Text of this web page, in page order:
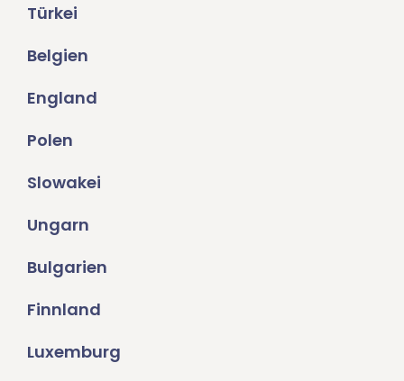
Türkei
Belgien
England
Polen
Slowakei
Ungarn
Bulgarien
Finnland
Luxemburg